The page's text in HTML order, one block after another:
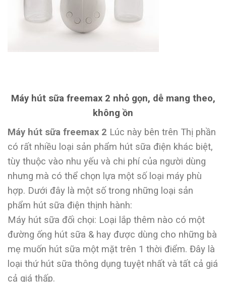
Máy hút sữa freemax 2 nhỏ gọn, dễ mang theo,
không ồn
Máy hút sữa freemax 2 Lúc này bên trên Thị phần
có rất nhiều loại sản phẩm hút sữa điện khác biệt,
tùy thuộc vào nhu yếu và chi phí của người dùng
nhưng mà có thể chọn lựa một số loại máy phù
hợp. Dưới đây là một số trong những loại sản
phẩm hút sữa điện thịnh hành:
Máy hút sữa đối chọi: Loại lắp thêm nào có một
đường ống hút sữa & hay được dùng cho những bà
mẹ muốn hút sữa một mặt trên 1 thời điểm. Đây là
loại thứ hút sữa thông dụng tuyệt nhất và tất cả giá
cả giá thấp.